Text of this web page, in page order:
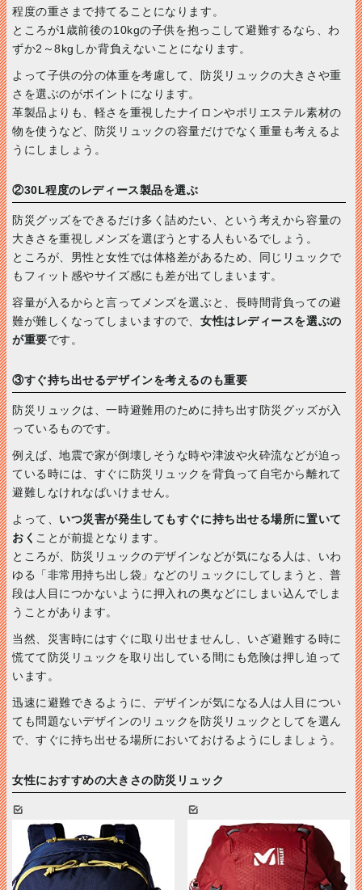
程度の重さまで持てることになります。
ところが1歳前後の10kgの子供を抱っこして避難するなら、わ
ずか2～8kgしか背負えないことになります。
よって子供の分の体重を考慮して、防災リュックの大きさや重
さを選ぶのがポイントになります。
革製品よりも、軽さを重視したナイロンやポリエステル素材の
物を使うなど、防災リュックの容量だけでなく重量も考えるよ
うにしましょう。
②30L程度のレディース製品を選ぶ
防災グッズをできるだけ多く詰めたい、という考えから容量の
大きさを重視しメンズを選ぼうとする人もいるでしょう。
ところが、男性と女性では体格差があるため、同じリュックで
もフィット感やサイズ感にも差が出てしまいます。
容量が入るからと言ってメンズを選ぶと、長時間背負っての避
難が難しくなってしまいますので、 女性はレディースを選ぶの
が重要です。
③すぐ持ち出せるデザインを考えるのも重要
防災リュックは、一時避難用のために持ち出す防災グッズが入
っているものです。
例えば、地震で家が倒壊しそうな時や津波や火砕流などが迫っ
ている時には、すぐに防災リュックを背負って自宅から離れて
避難しなけれなばいけません。
よって、 いつ災害が発生してもすぐに持ち出せる場所に置いて
おく ことが前提となります。
ところが、防災リュックのデザインなどが気になる人は、いわ
ゆる「非常用持ち出し袋」などのリュックにしてしまうと、普
段は人目につかないように押入れの奥などにしまい込んでしま
うことがあります。
当然、災害時にはすぐに取り出せませんし、いざ避難する時に
慌てて防災リュックを取り出している間にも危険は押し迫って
います。
迅速に避難できるように、デザインが気になる人は人目につい
ても問題ないデザインのリュックを防災リュックとしてを選ん
で、すぐに持ち出せる場所においておけるようにしましょう。
女性におすすめの大きさの防災リュック